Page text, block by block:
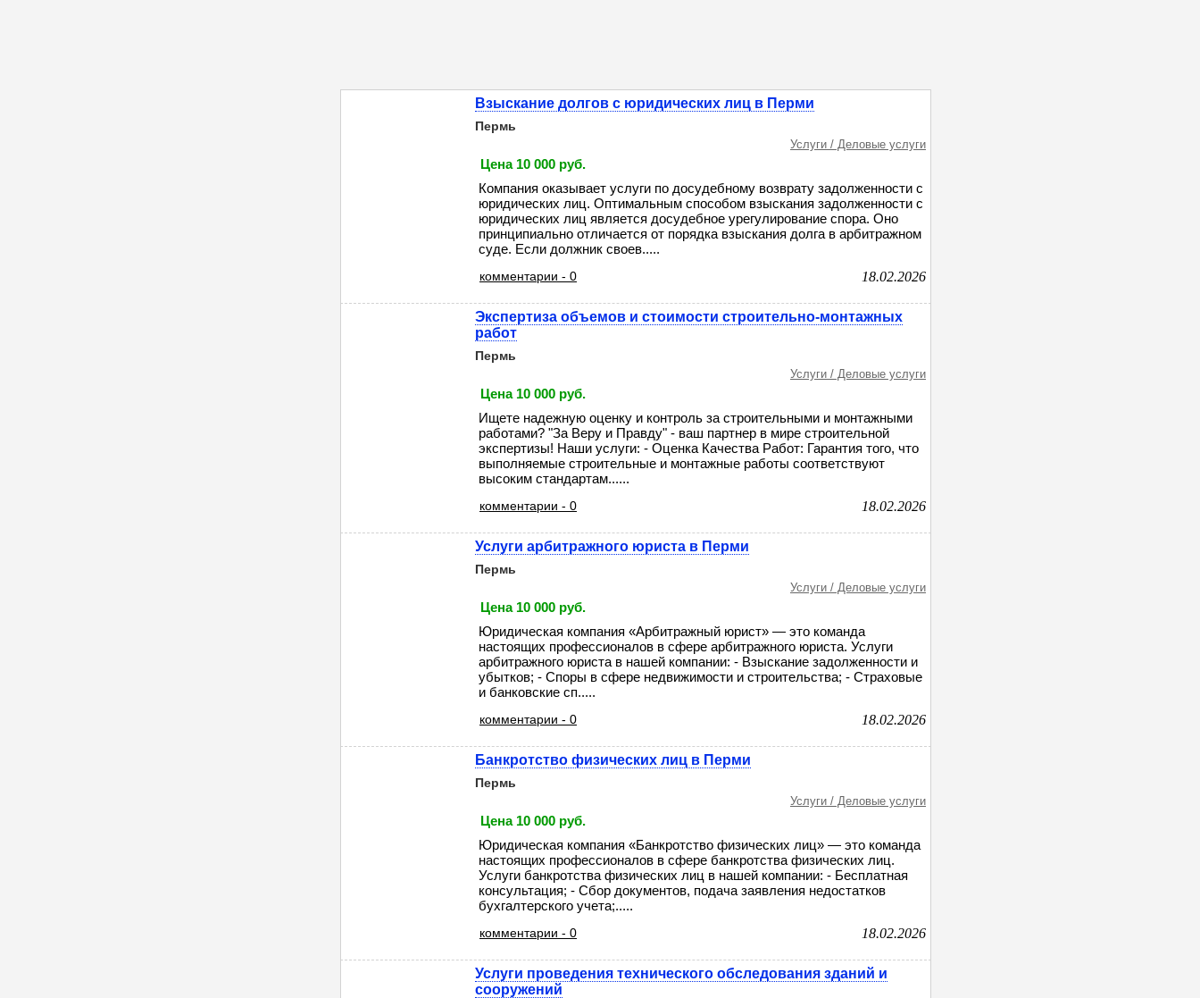
Взыскание долгов с юридических лиц в Перми
Пермь
Услуги / Деловые услуги
Цена 10 000 руб.
Компания оказывает услуги по досудебному возврату задолженности с
юридических лиц. Оптимальным способом взыскания задолженности с
юридических лиц является досудебное урегулирование спора. Оно
принципиально отличается от порядка взыскания долга в арбитражном
суде. Если должник своев.....
комментарии - 0 18.02.2026
Экспертиза объемов и стоимости строительно-монтажных
работ
Пермь
Услуги / Деловые услуги
Цена 10 000 руб.
Ищете надежную оценку и контроль за строительными и монтажными
работами? "За Веру и Правду" - ваш партнер в мире строительной
экспертизы! Наши услуги: - Оценка Качества Работ: Гарантия того, что
выполняемые строительные и монтажные работы соответствуют
высоким стандартам......
комментарии - 0 18.02.2026
Услуги арбитражного юриста в Перми
Пермь
Услуги / Деловые услуги
Цена 10 000 руб.
Юридическая компания «Арбитражный юрист» — это команда
настоящих профессионалов в сфере арбитражного юриста. Услуги
арбитражного юриста в нашей компании: - Взыскание задолженности и
убытков; - Споры в сфере недвижимости и строительства; - Страховые
и банковские сп.....
комментарии - 0 18.02.2026
Банкротство физических лиц в Перми
Пермь
Услуги / Деловые услуги
Цена 10 000 руб.
Юридическая компания «Банкротство физических лиц» — это команда
настоящих профессионалов в сфере банкротства физических лиц.
Услуги банкротства физических лиц в нашей компании: - Бесплатная
консультация; - Сбор документов, подача заявления недостатков
бухгалтерского учета;.....
комментарии - 0 18.02.2026
Услуги проведения технического обследования зданий и
сооружений